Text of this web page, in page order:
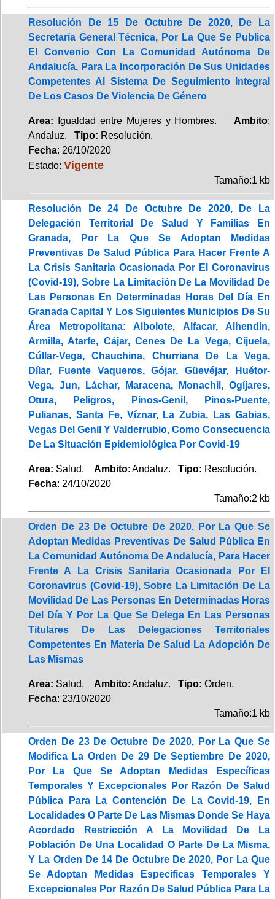
Resolución De 15 De Octubre De 2020, De La
Secretaría General Técnica, Por La Que Se Publica
El Convenio Con La Comunidad Autónoma De
Andalucía, Para La Incorporación De Sus Unidades
Competentes Al Sistema De Seguimiento Integral
De Los Casos De Violencia De Género
Area: Igualdad entre Mujeres y Hombres. Ambito:
Andaluz. Tipo: Resolución.
Fecha: 26/10/2020
Estado: Vigente
Tamaño:1 kb
Resolución De 24 De Octubre De 2020, De La
Delegación Territorial De Salud Y Familias En
Granada, Por La Que Se Adoptan Medidas
Preventivas De Salud Pública Para Hacer Frente A
La Crisis Sanitaria Ocasionada Por El Coronavirus
(Covid-19), Sobre La Limitación De La Movilidad De
Las Personas En Determinadas Horas Del Día En
Granada Capital Y Los Siguientes Municipios De Su
Área Metropolitana: Albolote, Alfacar, Alhendín,
Armilla, Atarfe, Cájar, Cenes De La Vega, Cijuela,
Cúllar-Vega, Chauchina, Churriana De La Vega,
Dílar, Fuente Vaqueros, Gójar, Güevéjar, Huétor-
Vega, Jun, Láchar, Maracena, Monachil, Ogíjares,
Otura, Peligros, Pinos-Genil, Pinos-Puente,
Pulianas, Santa Fe, Víznar, La Zubia, Las Gabias,
Vegas Del Genil Y Valderrubio, Como Consecuencia
De La Situación Epidemiológica Por Covid-19
Area: Salud. Ambito: Andaluz. Tipo: Resolución.
Fecha: 24/10/2020
Tamaño:2 kb
Orden De 23 De Octubre De 2020, Por La Que Se
Adoptan Medidas Preventivas De Salud Pública En
La Comunidad Autónoma De Andalucía, Para Hacer
Frente A La Crisis Sanitaria Ocasionada Por El
Coronavirus (Covid-19), Sobre La Limitación De La
Movilidad De Las Personas En Determinadas Horas
Del Día Y Por La Que Se Delega En Las Personas
Titulares De Las Delegaciones Territoriales
Competentes En Materia De Salud La Adopción De
Las Mismas
Area: Salud. Ambito: Andaluz. Tipo: Orden.
Fecha: 23/10/2020
Tamaño:1 kb
Orden De 23 De Octubre De 2020, Por La Que Se
Modifica La Orden De 29 De Septiembre De 2020,
Por La Que Se Adoptan Medidas Específicas
Temporales Y Excepcionales Por Razón De Salud
Pública Para La Contención De La Covid-19, En
Localidades O Parte De Las Mismas Donde Se Haya
Acordado Restricción A La Movilidad De La
Población De Una Localidad O Parte De La Misma,
Y La Orden De 14 De Octubre De 2020, Por La Que
Se Adoptan Medidas Específicas Temporales Y
Excepcionales Por Razón De Salud Pública Para La